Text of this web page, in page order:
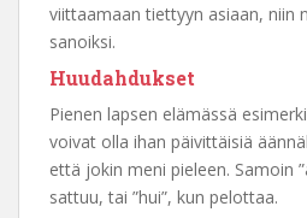
viittaamaan tiettyyn asiaan, niin
sanoiksi.
Huudahdukset
Pienen lapsen elämässä
voivat olla ihan päivittäisiä
että jokin meni pieleen. Samoin
sattuu, tai ”hui”, kun pelottaa.